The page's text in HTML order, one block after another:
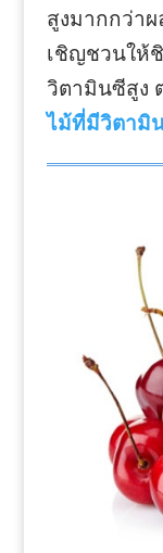
สูงมากกว่า
เชิญชวนให้
วิตามินซีสูง
ไม้ที่มีวิตามิ